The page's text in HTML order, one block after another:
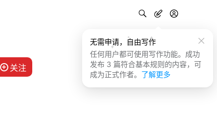
无需申请，自由写作
任何用户都可使用写作功能。成功
发布 3 篇符合基本规则的内容，可
成为正式作者。 了解更多
关注